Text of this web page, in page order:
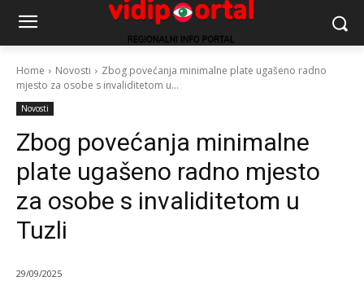
Home Novosti
Zbog povećanja minimalne plate ugašeno radno
mjesto za osobe s invaliditetom u...
Novosti
Zbog povećanja minimalne
plate ugašeno radno mjesto
za osobe s invaliditetom u
Tuzli
29/09/2025